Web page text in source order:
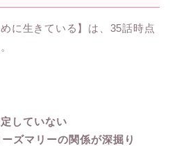
に生きている】は、35話時点
していない
ズマリーの関係が深掘り